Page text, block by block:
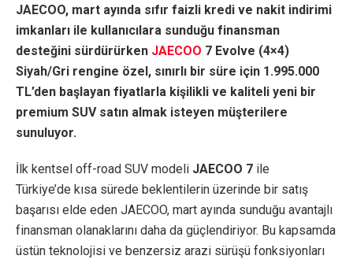
JAECOO, mart ayında sıfır faizli kredi ve nakit indirimi
imkanları ile kullanıcılara sunduğu finansman
desteğini sürdürürken JAECOO 7 Evolve (4×4)
Siyah/Gri rengine özel, sınırlı bir süre için 1.995.000
TL’den başlayan fiyatlarla kişilikli ve kaliteli yeni bir
premium SUV satın almak isteyen müşterilere
sunuluyor.
İlk kentsel off-road SUV modeli JAECOO 7 ile
Türkiye’de kısa sürede beklentilerin üzerinde bir satış
başarısı elde eden JAECOO, mart ayında sunduğu avantajlı
finansman olanaklarını daha da güçlendiriyor. Bu kapsamda
üstün teknolojisi ve benzersiz arazi sürüşü fonksiyonları